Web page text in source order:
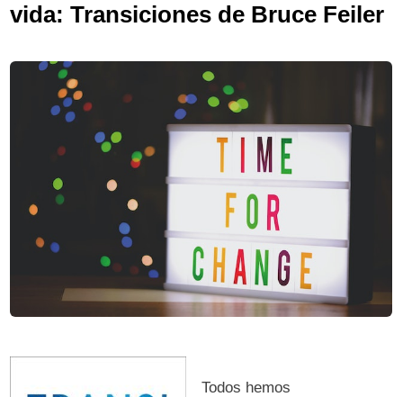
vida: Transiciones de Bruce Feiler
Todos hemos